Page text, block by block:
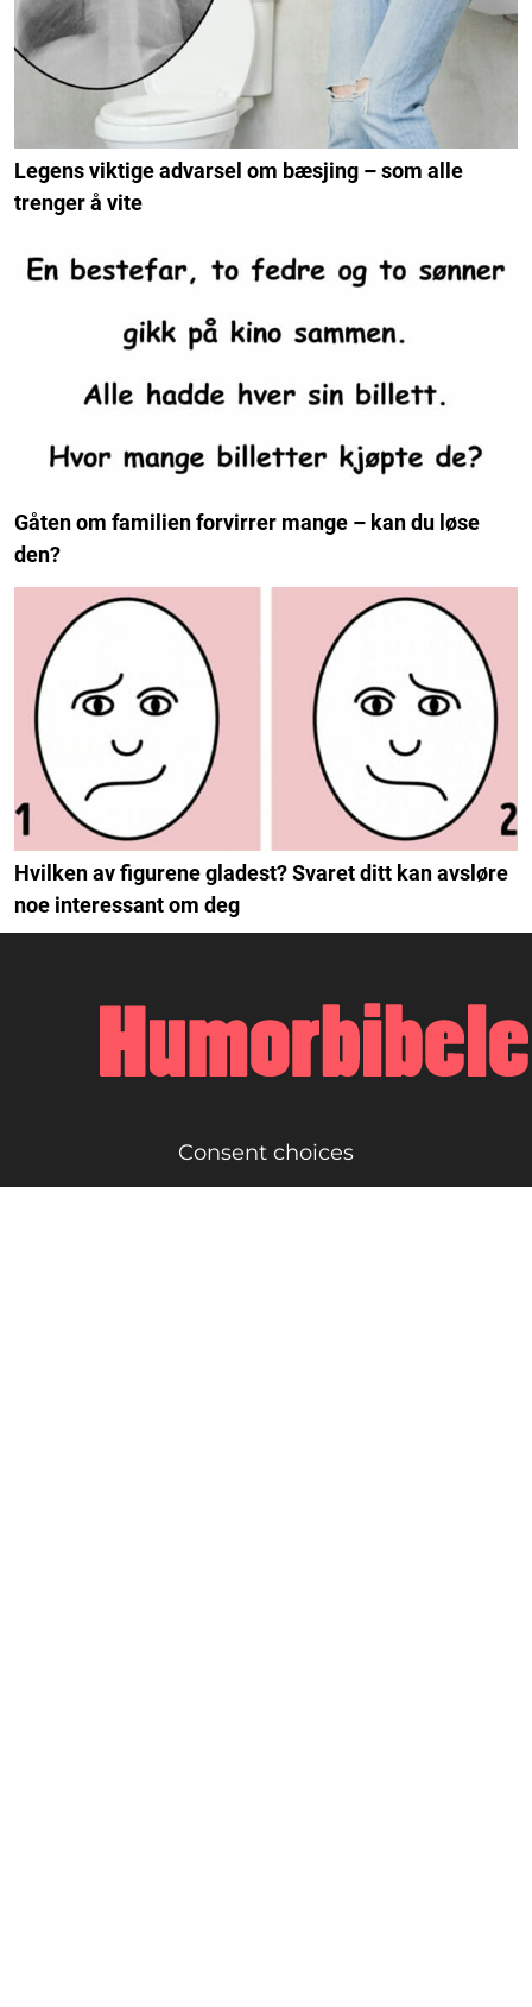
Legens viktige advarsel om bæsjing – som alle
trenger å vite
Gåten om familien forvirrer mange – kan du løse
den?
Hvilken av figurene gladest? Svaret ditt kan avsløre
noe interessant om deg
Consent choices